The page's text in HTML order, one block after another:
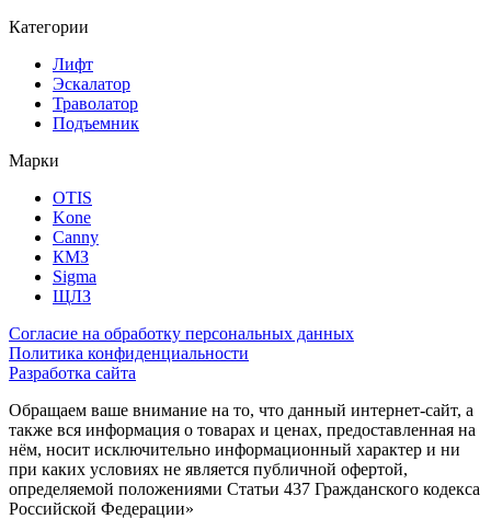
Категории
Лифт
Эскалатор
Траволатор
Подъемник
Марки
OTIS
Kone
Canny
КМЗ
Sigma
ЩЛЗ
Согласие на обработку персональных данных
Политика конфиденциальности
Разработка сайта
Обращаем ваше внимание на то, что данный интернет-сайт, а
также вся информация о товарах и ценах, предоставленная на
нём, носит исключительно информационный характер и ни
при каких условиях не является публичной офертой,
определяемой положениями Статьи 437 Гражданского кодекса
Российской Федерации»